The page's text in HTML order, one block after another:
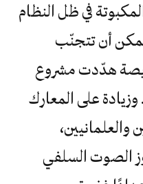
في ظل النظام
أن تتجنّب
هدّدت مشروع
وزيادة على المعارك
والعلمانيين،
2011 ببروز الصوت السلفي